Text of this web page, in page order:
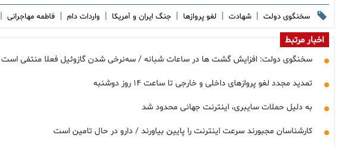
سخنگوی دولت | شهادت | لغو پروازها | جنگ ایران و آمریکا | واردات دام | فاطمه مهاجرانی |
اخبار مرتبط
سخنگوی دولت: افزایش گشت ها در ساعات شبانه / سه‌نرخی شدن گازوئیل فعلا منتفی است
تمدید مجدد لغو پروازهای داخلی و خارجی تا ساعت ۱۴ روز دوشنبه
به دلیل حملات سایبری، اینترنت جهانی محدود شد
کارشناسان مجبورند سرعت اینترنت را پایین بیاورند / دارو در حال تامین است